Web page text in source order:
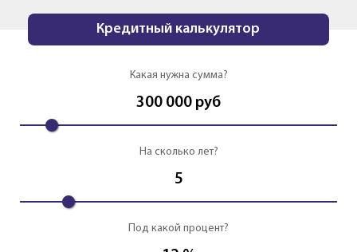
Кредитный калькулятор
Какая нужна сумма?
300 000 руб
На сколько лет?
5
Под какой процент?